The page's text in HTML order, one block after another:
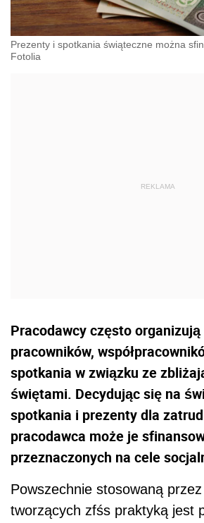
Prezenty i spotkania świąteczne można
Fotolia
Pracodawcy często organizują
pracowników,
spotkania w związku ze
świętami. Decydując się na
spotkania i prezenty dla
pracodawca może je
przeznaczonych na cele
Powszechnie stosowaną
tworzących zfśs praktyką jest